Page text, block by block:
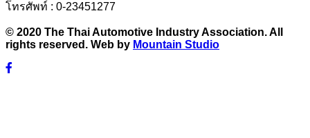
โทรศัพท์ : 0-23451277
© 2020 The Thai Automotive Industry Association. All
rights reserved. Web by Mountain Studio